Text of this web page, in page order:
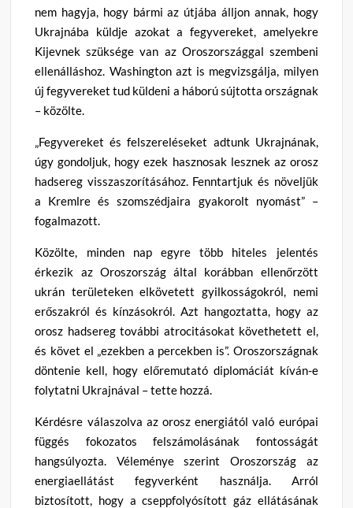
nem hagyja, hogy bármi az útjába álljon annak, hogy
Ukrajnába küldje azokat a fegyvereket, amelyekre
Kijevnek szüksége van az Oroszországgal szembeni
ellenálláshoz. Washington azt is megvizsgálja, milyen
új fegyvereket tud küldeni a háború sújtotta országnak
– közölte.
„Fegyvereket és felszereléseket adtunk Ukrajnának,
úgy gondoljuk, hogy ezek hasznosak lesznek az orosz
hadsereg visszaszorításához. Fenntartjuk és növeljük
a Kremlre és szomszédjaira gyakorolt nyomást” –
fogalmazott.
Közölte, minden nap egyre több hiteles jelentés
érkezik az Oroszország által korábban ellenőrzött
ukrán területeken elkövetett gyilkosságokról, nemi
erőszakról és kínzásokról. Azt hangoztatta, hogy az
orosz hadsereg további atrocitásokat követhetett el,
és követ el „ezekben a percekben is”. Oroszországnak
döntenie kell, hogy előremutató diplomáciát kíván-e
folytatni Ukrajnával – tette hozzá.
Kérdésre válaszolva az orosz energiától való európai
függés fokozatos felszámolásának fontosságát
hangsúlyozta. Véleménye szerint Oroszország az
energiaellátást fegyverként használja. Arról
biztosított, hogy a cseppfolyósított gáz ellátásának